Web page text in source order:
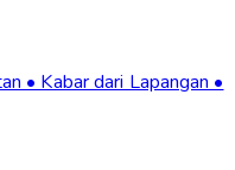
• Kabar dari Lapangan •